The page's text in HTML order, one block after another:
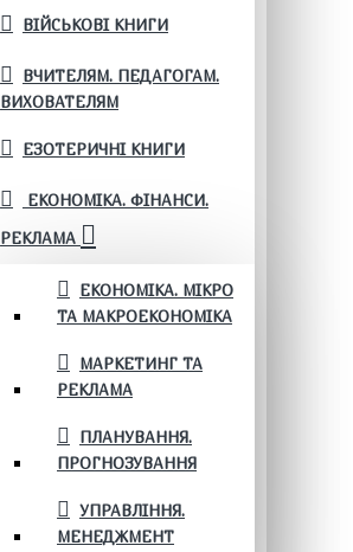
ВІЙСЬКОВІ КНИГИ
ВЧИТЕЛЯМ. ПЕДАГОГАМ.
ВИХОВАТЕЛЯМ
ЕЗОТЕРИЧНІ КНИГИ
ЕКОНОМІКА. ФІНАНСИ.
РЕКЛАМА
ЕКОНОМІКА. МІКРО
ТА МАКРОЕКОНОМІКА
МАРКЕТИНГ ТА
РЕКЛАМА
ПЛАНУВАННЯ.
ПРОГНОЗУВАННЯ
УПРАВЛІННЯ.
МЕНЕДЖМЕНТ